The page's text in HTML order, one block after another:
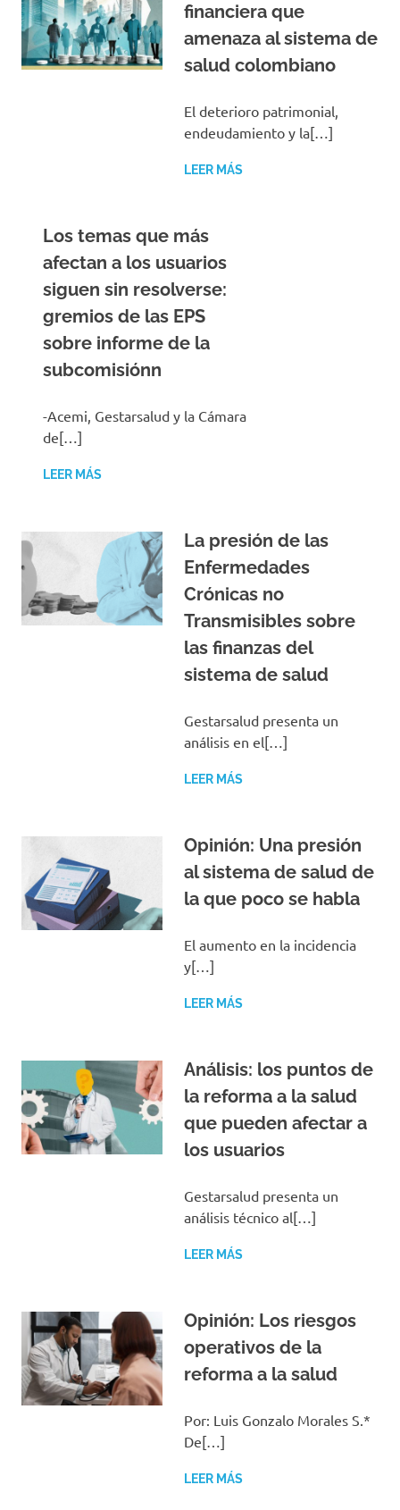
financiera que
amenaza al sistema de
salud colombiano
El deterioro patrimonial,
endeudamiento y la[…]
LEER MÁS
Los temas que más
afectan a los usuarios
siguen sin resolverse:
gremios de las EPS
sobre informe de la
subcomisiónn
-Acemi, Gestarsalud y la Cámara
de[…]
LEER MÁS
La presión de las
Enfermedades
Crónicas no
Transmisibles sobre
las finanzas del
sistema de salud
Gestarsalud presenta un
análisis en el[…]
LEER MÁS
Opinión: Una presión
al sistema de salud de
la que poco se habla
El aumento en la incidencia
y[…]
LEER MÁS
Análisis: los puntos de
la reforma a la salud
que pueden afectar a
los usuarios
Gestarsalud presenta un
análisis técnico al[…]
LEER MÁS
Opinión: Los riesgos
operativos de la
reforma a la salud
Por: Luis Gonzalo Morales S.*
De[…]
LEER MÁS